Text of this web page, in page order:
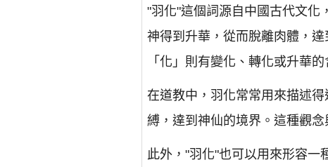
"羽化"這個詞源自中國古代文化
神得到升華，從而脫離肉體，
「化」則有變化、轉化或升華的
在道教中，羽化常常用來描述
縛，達到神仙的境界。這種觀
此外，"羽化"也可以用來形容一